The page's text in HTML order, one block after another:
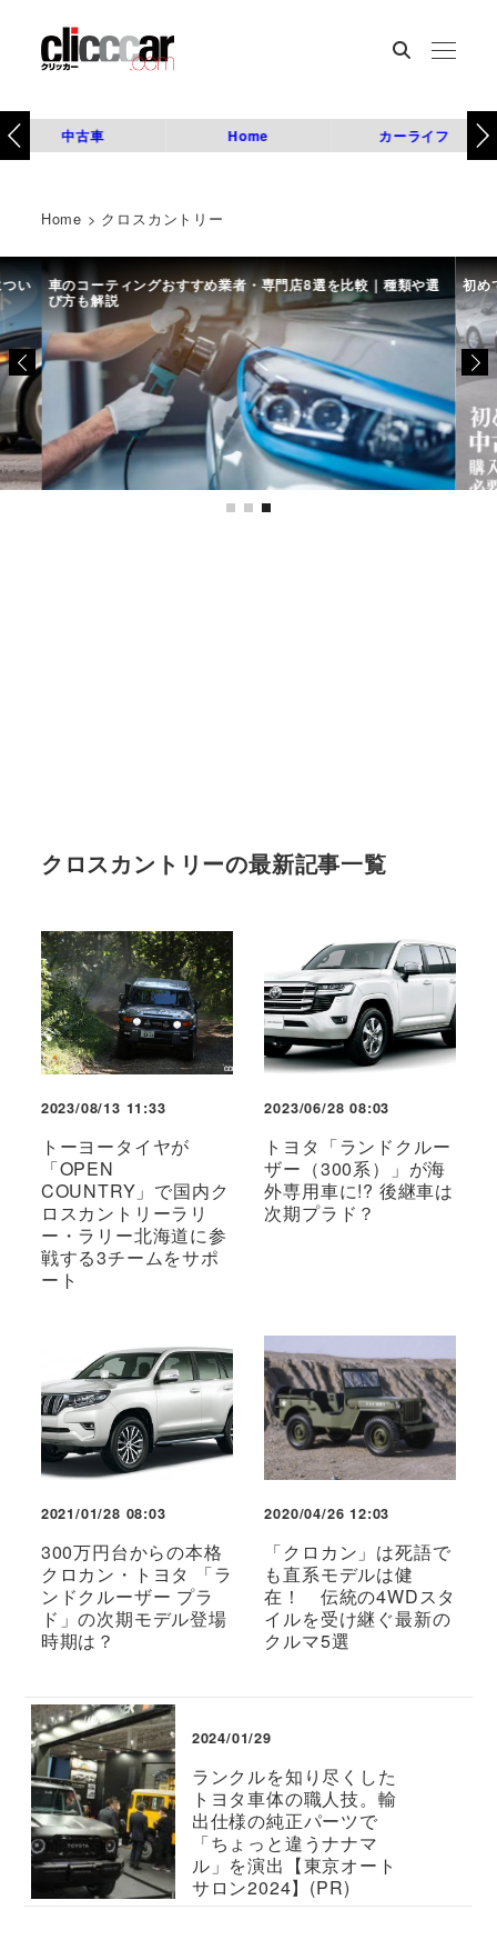
中古車 Home カーライフ
Home > クロスカントリー
い 車のコーティングおすすめ業者・専門店8選を比較｜種類や選
び方も解説
初め
クロスカントリーの最新記事一覧
2023/08/13 11:33
トーヨータイヤが
「OPEN
COUNTRY」で国内ク
ロスカントリーラリ
ー・ラリー北海道に参
戦する3チームをサポ
ート
2023/06/28 08:03
トヨタ「ランドクルー
ザー（300系）」が海
外専用車に!? 後継車は
次期プラド？
2021/01/28 08:03
300万円台からの本格
クロカン・トヨタ 「ラ
ンドクルーザー プラ
ド」の次期モデル登場
時期は？
2020/04/26 12:03
「クロカン」は死語で
も直系モデルは健
在！ 伝統の4WDスタ
イルを受け継ぐ最新の
クルマ5選
2024/01/29
ランクルを知り尽くした
トヨタ車体の職人技。輸
出仕様の純正パーツで
「ちょっと違うナナマ
ル」を演出【東京オート
サロン2024】(PR)